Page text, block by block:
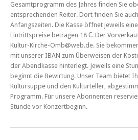
Gesamtprogramm des Jahres finden Sie
entsprechenden Reiter. Dort finden Sie
Anfangszeiten. Die Kasse öffnet jeweils
Eintrittspreise betragen 18 €. Der
Kultur-Kirche-Omb@web.de. Sie
mit unserer IBAN zum Überweisen der
der Abendkasse hinterlegt. Jeweils eine
beginnt die Bewirtung. Unser Team bietet
Kultursuppe und den Kulturteller,
Programm. Für unsere Abonnenten
Stunde vor Konzertbeginn.